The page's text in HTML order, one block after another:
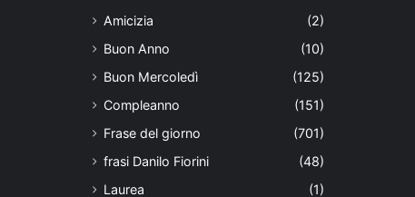
Amicizia
(2)
Buon Anno
(10)
Buon Mercoledì
(125)
Compleanno
(151)
Frase del giorno
(701)
frasi Danilo Fiorini
(48)
Laurea
(1)